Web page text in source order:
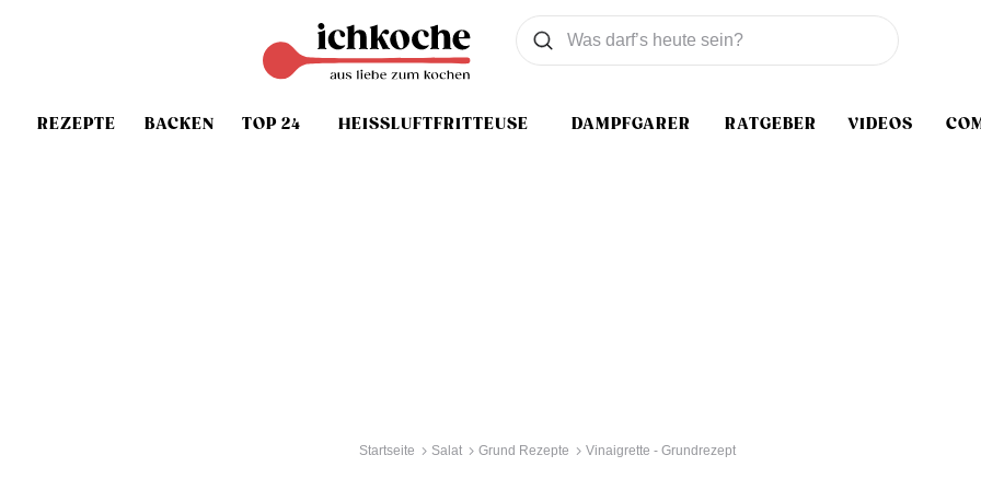
REZEPTE BACKEN TOP 24 HEISSLUFTFRITTEUSE DAMPFGARER RATGEBER VIDEOS
Was wollen Sie suchen
Suchen
Startseite Salat Grund Rezepte Vinaigrette - Grundrezept